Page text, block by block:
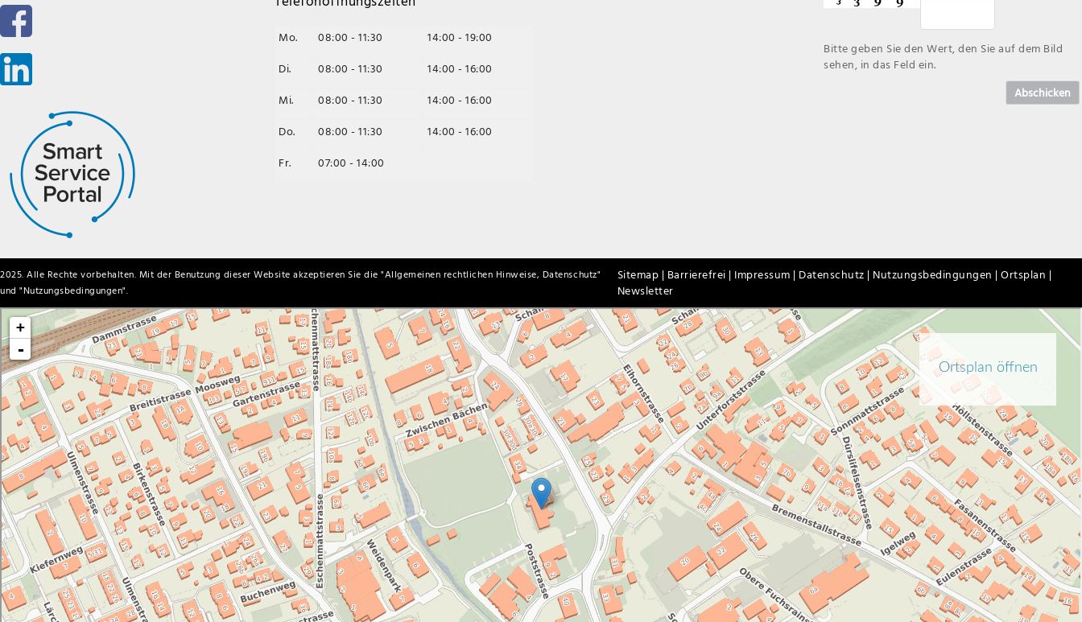
Mo. 08:00 - 11:30
14:00 - 19:00
Di.
08:00 - 11:30
14:00 - 16:00
Mi.
08:00 - 11:30
14:00 - 16:00
Do.
08:00 - 11:30
14:00 - 16:00
Fr.
07:00 - 14:00
Bitte geben Sie den Wert, den Sie auf dem Bild
sehen, in das Feld ein.
Abschicken
2025. Alle Rechte vorbehalten. Mit der Benutzung dieser Website akzeptieren Sie die "Allgemeinen rechtlichen Hinweise, Datenschutz"
und "Nutzungsbedingungen".
Sitemap | Barrierefrei | Impressum | Datenschutz | Nutzungsbedingungen |Ortsplan |
Newsletter